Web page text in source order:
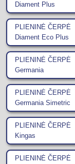
Diament Plus
PLIENINĖ ČERPĖ
Diament Eco Plus
PLIENINĖ ČERPĖ
Germania
PLIENINĖ ČERPĖ
Germania Simetric
PLIENINĖ ČERPĖ
Kingas
PLIENINĖ ČERPĖ